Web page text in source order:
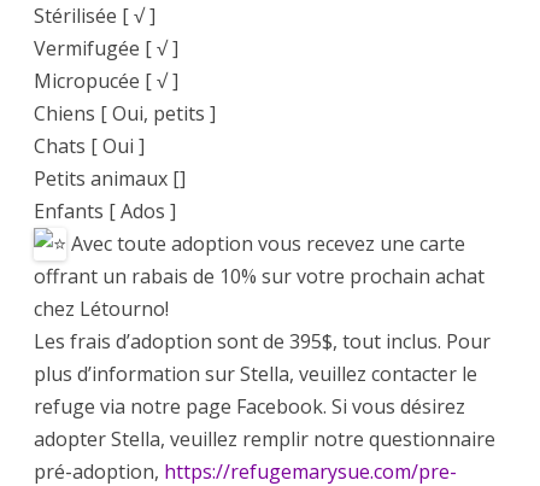
Stérilisée [ √ ]
Vermifugée [ √ ]
Micropucée [ √ ]
Chiens [ Oui, petits ]
Chats [ Oui ]
Petits animaux []
Enfants [ Ados ]
Avec toute adoption vous recevez une carte
offrant un rabais de 10% sur votre prochain achat
chez Létourno!
Les frais d’adoption sont de 395$, tout inclus. Pour
plus d’information sur Stella, veuillez contacter le
refuge via notre page Facebook. Si vous désirez
adopter Stella, veuillez remplir notre questionnaire
pré-adoption, https://refugemarysue.com/pre-